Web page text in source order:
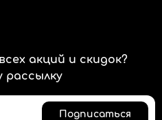
акций и скидок?
Подписаться